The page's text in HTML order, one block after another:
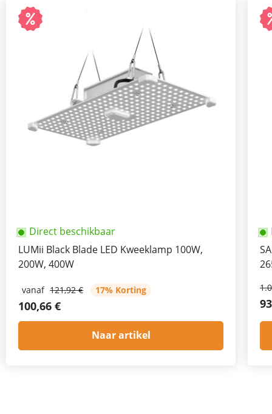
Direct beschikbaar
LUMii Black Blade LED Kweeklamp 100W,
200W, 400W
vanaf 121,92 € 17% Korting
100,66 €
Naar artikel